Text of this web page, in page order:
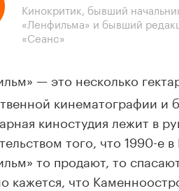
Кинокритик, бывший
«Ленфильма» и бывший
«Сеанс»
— это несколько
кинематографии и
киностудия лежит в
того, что 1990-е
то продают, то
кажется, что